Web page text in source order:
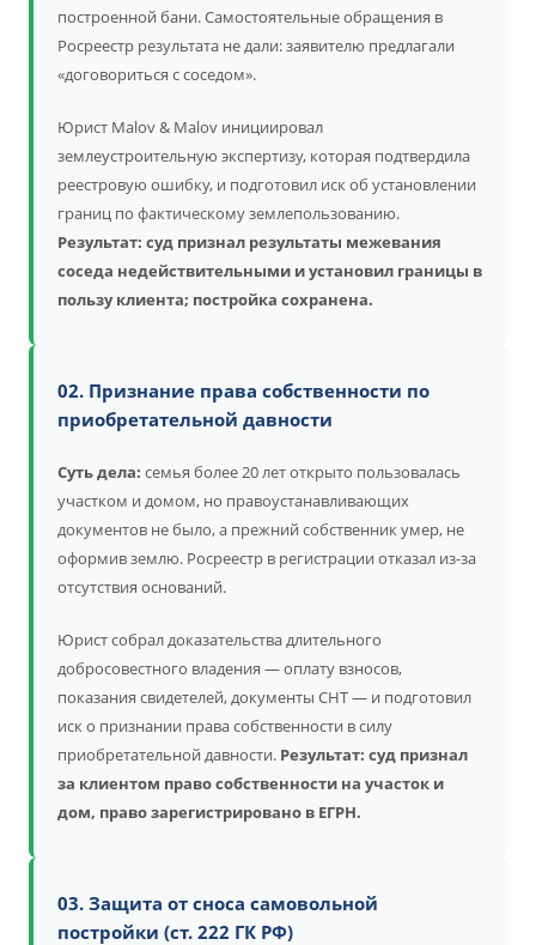
построенной бани. Самостоятельные обращения в
Росреестр результата не дали: заявителю предлагали
«договориться с соседом».
Юрист Malov & Malov инициировал
землеустроительную экспертизу, которая подтвердила
реестровую ошибку, и подготовил иск об установлении
границ по фактическому землепользованию.
Результат: суд признал результаты межевания
соседа недействительными и установил границы в
пользу клиента; постройка сохранена.
02. Признание права собственности по
приобретательной давности
Суть дела: семья более 20 лет открыто пользовалась
участком и домом, но правоустанавливающих
документов не было, а прежний собственник умер, не
оформив землю. Росреестр в регистрации отказал из-за
отсутствия оснований.
Юрист собрал доказательства длительного
добросовестного владения — оплату взносов,
показания свидетелей, документы СНТ — и подготовил
иск о признании права собственности в силу
приобретательной давности. Результат: суд признал
за клиентом право собственности на участок и
дом, право зарегистрировано в ЕГРН.
03. Защита от сноса самовольной
постройки (ст. 222 ГК РФ)